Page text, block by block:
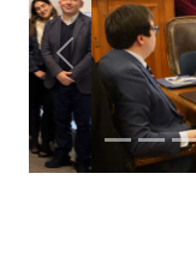
Previous